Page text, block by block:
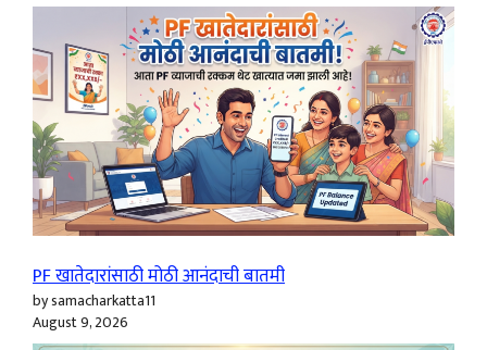
PF खातेदारांसाठी मोठी आनंदाची बातमी
by samacharkatta11
August 9, 2026